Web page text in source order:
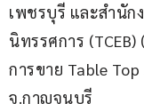
เพชรบุรี และสำนัก
นิทรรศการ
การขาย Table
จ.กาญจนบุรี